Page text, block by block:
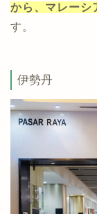
から、マレーシ
す。
伊勢丹